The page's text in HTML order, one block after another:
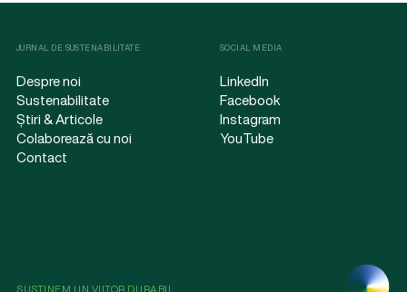
JURNAL DE SUSTENABILITATE
Despre noi
Sustenabilitate
Știri & Articole
Colaborează cu noi
Contact
SOCIAL MEDIA
LinkedIn
Facebook
Instagram
YouTube
SUSȚINEM UN VIITOR DURABIL